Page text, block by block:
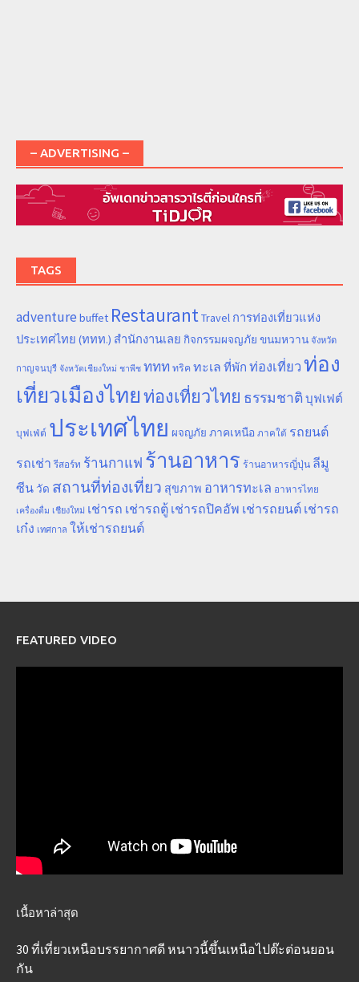
– ADVERTISING –
TAGS
adventure buffet RestaurantTravel การท่องเที่ยวแห่ง
ประเทศไทย (ททท.) สำนักงานเลย กิจกรรมผจญภัย ขนมหวาน จังหวัด
กาญจนบุรี จังหวัดเชียงใหม่ ชาพีช ททท ทริค ทะเล ที่พัก ท่องเที่ยวท่อง
เที่ยวเมืองไทยท่องเที่ยวไทย ธรรมชาติ บุฟเฟต์
บุฟเฟ่ต์ ประเทศไทย ผจญภัย ภาคเหนือ ภาคใต้ รถยนต์
รถเช่า รีสอร์ท ร้านกาแฟ ร้านอาหาร ร้านอาหารญี่ปุ่น ลีมู
ซีน วัด สถานที่ท่องเที่ยว สุขภาพ อาหารทะเล อาหารไทย
เครื่องดื่ม เชียงใหม่ เช่ารถ เช่ารถตู้ เช่ารถปิคอัพ เช่ารถยนต์ เช่ารถ
เก๋ง เทศกาล ให้เช่ารถยนต์
FEATURED VIDEO
เนื้อหาล่าสุด
30 ที่เที่ยวเหนือบรรยากาศดี หนาวนี้ขึ้นเหนือไปต๊ะต่อนยอน
กัน